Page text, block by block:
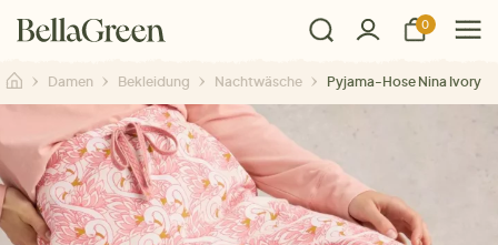
0
Damen Bekleidung Nachtwäsche Pyjama-Hose Nina Ivory